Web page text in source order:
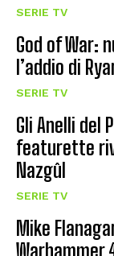
SERIE TV
God of War:
l’addio di
SERIE TV
Gli Anelli del
featurette
Nazgûl
SERIE TV
Mike
Warhammer